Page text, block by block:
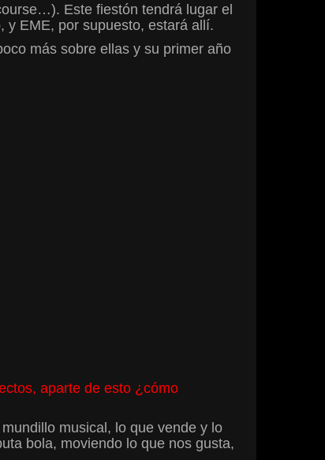
Este fiestón tendrá lugar el
y EME, por supuesto, estará allí.
más sobre ellas y su primer año
aparte de esto ¿cómo
musical, lo que vende y lo
bola, moviendo lo que nos gusta,